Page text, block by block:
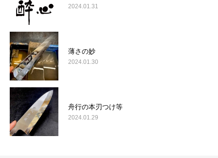
2024.01.31
薄さの妙
2024.01.30
舟行の本刃つけ等
2024.01.29